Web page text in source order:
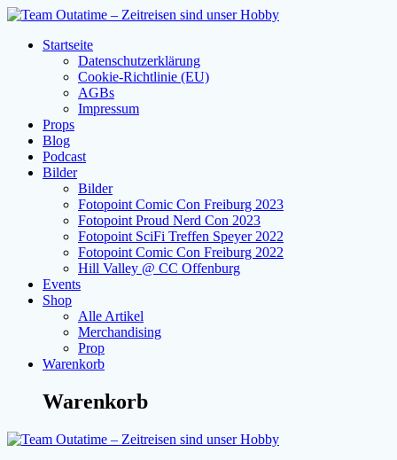
Zum
springenStartseite
Datenschutzerklärung
Cookie-Richtlinie (EU)
AGBs
Impressum
Props
Blog
Podcast
Bilder
Bilder
Fotopoint Comic Con Freiburg 2023
Fotopoint Proud Nerd Con 2023
Fotopoint SciFi Treffen Speyer 2022
Fotopoint Comic Con Freiburg 2022
Hill Valley @ CC Offenburg
Events
Shop
Alle Artikel
Merchandising
Prop
Warenkorb
Warenkorb